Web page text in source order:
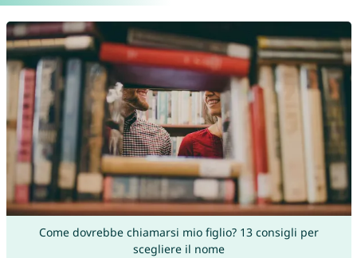
Come dovrebbe chiamarsi mio figlio? 13 consigli per
scegliere il nome